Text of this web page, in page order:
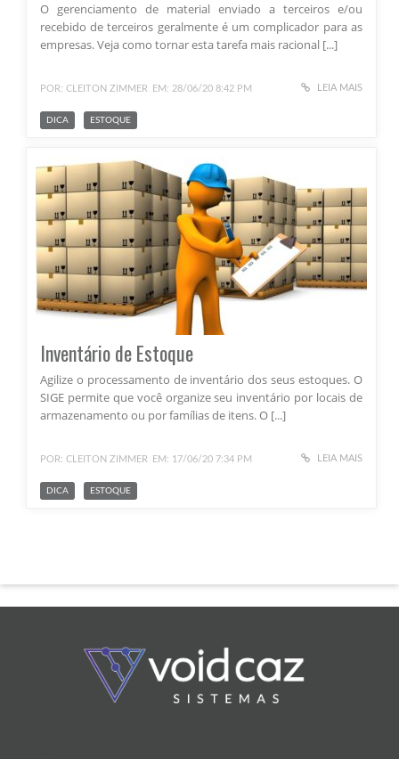
O gerenciamento de material enviado a terceiros e/ou
recebido de terceiros geralmente é um complicador para as
empresas. Veja como tornar esta tarefa mais racional [...]
POR: CLEITON ZIMMER EM: 28/06/20 8:42 PM LEIA MAIS
DICA ESTOQUE
Inventário de Estoque
Agilize o processamento de inventário dos seus estoques. O
SIGE permite que você organize seu inventário por locais de
armazenamento ou por famílias de itens. O [...]
POR: CLEITON ZIMMER EM: 17/06/20 7:34 PM LEIA MAIS
DICA ESTOQUE